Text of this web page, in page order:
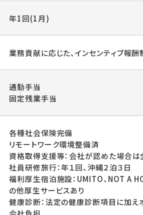
年1回(1月)
業務貢献に応じた、インセンティブ報
通勤手当
固定残業手当
各種社会保険完備
リモートワーク環境整備済
資格取得支援等：会社が認めた場合は
社員研修旅行：年１回、沖縄２泊３日
福利厚生宿泊施設：UMITO、NOT A
の他厚生サービスあり
健康診断：法定の健康診断項目に加え